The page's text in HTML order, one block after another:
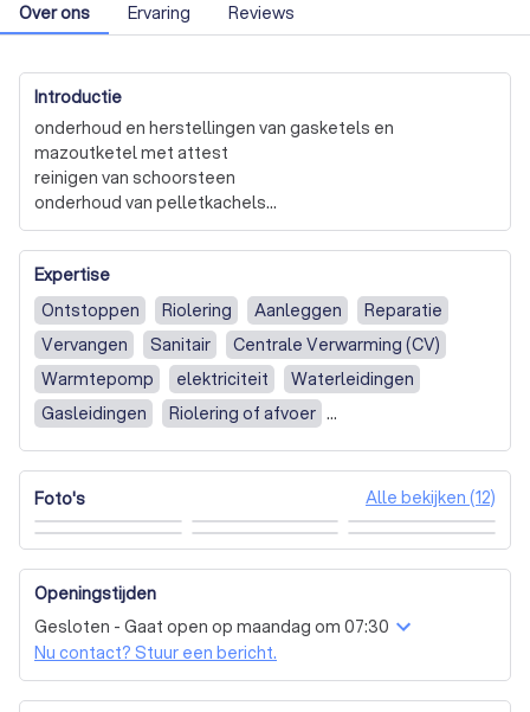
Over ons Ervaring Reviews
Introductie
onderhoud en herstellingen van gasketels en
mazoutketel met attest
reinigen van schoorsteen
onderhoud van pelletkachels
keuren van mazouttonen
warmtepompen/ airco
waterverzachters
sanitair
Expertise
Ontstoppen
Riolering Aanleggen
Reparatie
Vervangen
Sanitair
Centrale Verwarming (CV)
Warmtepomp
elektriciteit
Waterleidingen
Gasleidingen
Riolering of afvoer
CV-ketel of verwarming
Sanitair, toilet of keuken
Plaatsen of installeren
Verleggen of vervangen
Ontstopping of reiniging
Andere klus, namelijk:
Foto's Alle bekijken (12)
Openingstijden
Gesloten - Gaat open op maandag om 07:30
Nu contact? Stuur een bericht.